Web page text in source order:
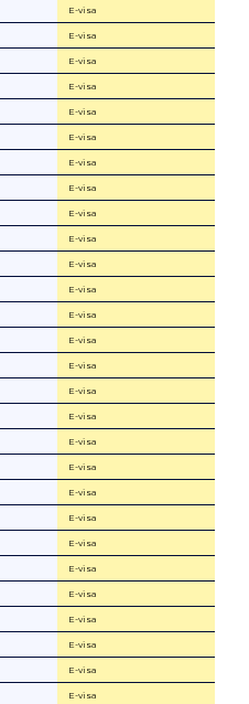
E-visa
E-visa
E-visa
E-visa
E-visa
E-visa
E-visa
E-visa
E-visa
E-visa
E-visa
E-visa
E-visa
E-visa
E-visa
E-visa
E-visa
E-visa
E-visa
E-visa
E-visa
E-visa
E-visa
E-visa
E-visa
E-visa
E-visa
E-visa